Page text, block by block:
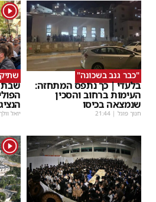
"כבר גנב בשכונה"
בלעדי | כך נתפס המתחזה:
העימות ברחוב והסכין
שנמצאה בכיסו
חנוך פוגל |
21:44
1
שבת
יואל וולך
1